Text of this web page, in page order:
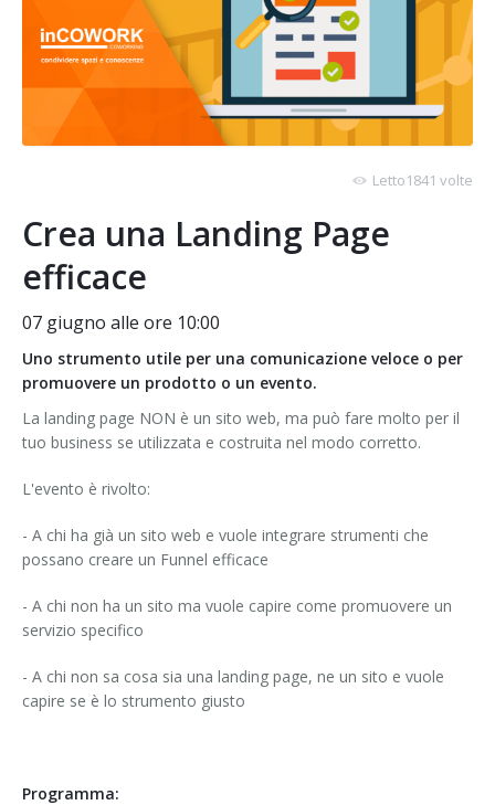
Letto1841 volte
Crea una Landing Page
efficace
07 giugno alle ore 10:00
Uno strumento utile per una comunicazione veloce o per
promuovere un prodotto o un evento.
La landing page NON è un sito web, ma può fare molto per il
tuo business se utilizzata e costruita nel modo corretto.
L'evento è rivolto:
- A chi ha già un sito web e vuole integrare strumenti che
possano creare un Funnel efficace
- A chi non ha un sito ma vuole capire come promuovere un
servizio specifico
- A chi non sa cosa sia una landing page, ne un sito e vuole
capire se è lo strumento giusto
Programma: